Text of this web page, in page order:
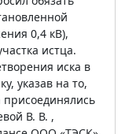
0,4 кВ),
истца.
иска в
указав на то,
В. В. ,